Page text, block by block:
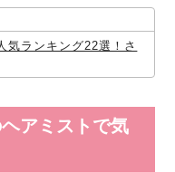
気ランキング22選！さ
アミストで気